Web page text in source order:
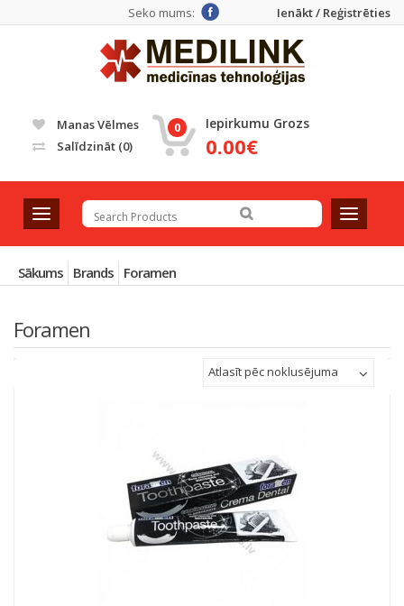
Ienākt / Reģistrēties
Seko mums:
Manas Vēlmes
Salīdzināt (0)
0 Iepirkumu Grozs
0.00€
T
o
g
g
l
n
a
T
o
g
l
a
Sākums Brands Foramen
Foramen
Atlasīt pēc noklusējuma